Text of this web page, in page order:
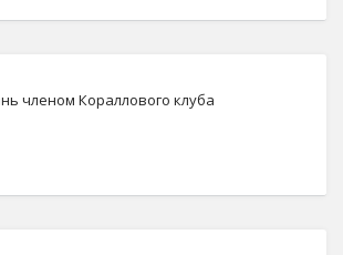
членом Кораллового клуба